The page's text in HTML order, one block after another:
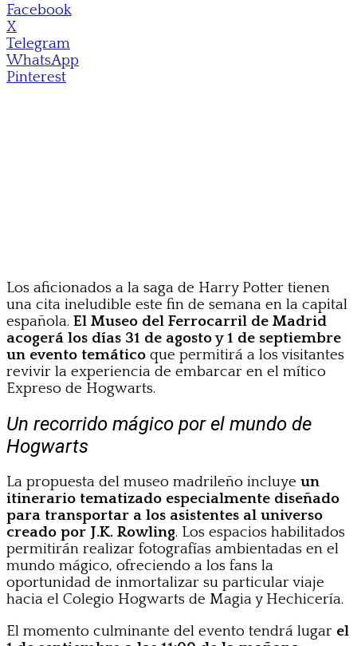
Facebook
X
Telegram
WhatsApp
Pinterest
Los aficionados a la saga de Harry Potter tienen
una cita ineludible este fin de semana en la capital
española. El Museo del Ferrocarril de Madrid
acogerá los días 31 de agosto y 1 de septiembre
un evento temático que permitirá a los visitantes
revivir la experiencia de embarcar en el mítico
Expreso de Hogwarts.
Un recorrido mágico por el mundo de
Hogwarts
La propuesta del museo madrileño incluye un
itinerario tematizado especialmente diseñado
para transportar a los asistentes al universo
creado por J.K. Rowling. Los espacios habilitados
permitirán realizar fotografías ambientadas en el
mundo mágico, ofreciendo a los fans la
oportunidad de inmortalizar su particular viaje
hacia el Colegio Hogwarts de Magia y Hechicería.
El momento culminante del evento tendrá lugar el